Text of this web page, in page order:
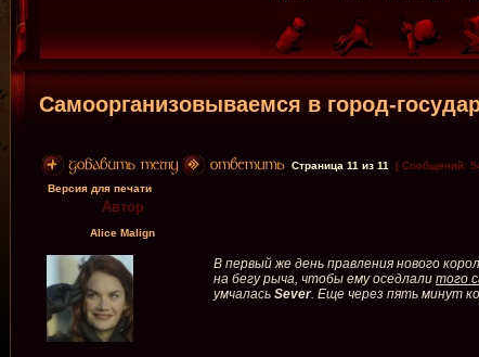
Самоорганизовываемся в город-
Страница 11 из 11 [ Сообщений:
Версия для печати
Автор
Alice Malign
В первый же день правления нового
на бегу рыча, чтобы ему оседлали того
умчалась Sever. Еще через пять минут